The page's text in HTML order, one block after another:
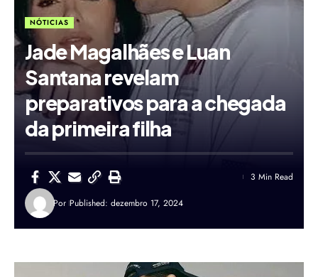
NÓTICIAS
Jade Magalhães e Luan
Santana revelam
preparativos para a chegada
da primeira filha
Por Published: dezembro 17, 2024
3 Min Read